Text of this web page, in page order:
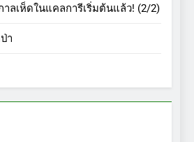
ลเห็ดในแคลการีเริ่มต้นแล้ว! (2/2)
า